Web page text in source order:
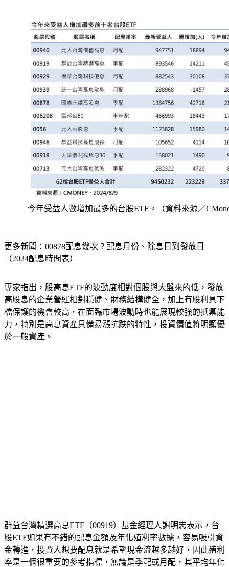
今年受益人數增加最多的台股ETF。（資料來源／
更多新聞： 00878配息幾次？配息月份、除息日到發放日
（2024配息時間表）
專家指出，股高息ETF的波動度相對個股與大盤來的低，發放
高股息的企業營運相對穩健、財務結構健全，加上有股利具下
檔保護的機會較高，在面臨市場波動時也能展現較強的抵禦能
力，特別是高息資產具備易漲抗跌的特性，投資價值將明顯優
於一般資產。
群益台灣精選高息ETF（00919）基金經理人謝明志表示，台
股ETF如果有不錯的配息金額及年化殖利率數據，容易吸引資
金轉進，投資人想要配息就是希望現金流越多越好，因此殖利
率是一個很重要的參考指標，無論是季配或月配，其平均年化